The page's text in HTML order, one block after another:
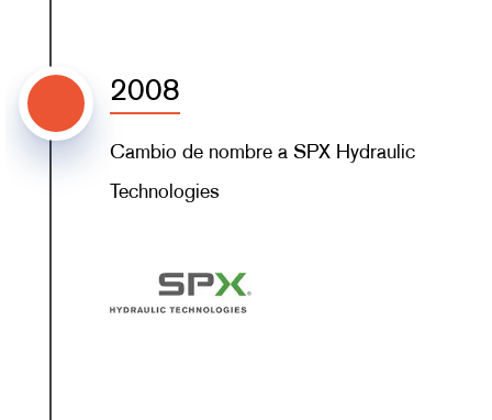
2008
Cambio de nombre a SPX Hydraulic
Technologies